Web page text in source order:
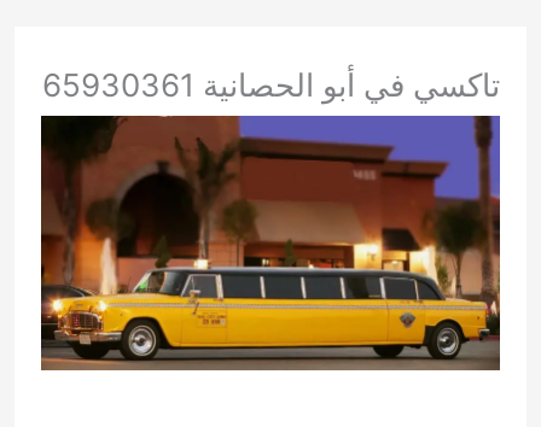
تاكسي في أبو الحصانية 65930361